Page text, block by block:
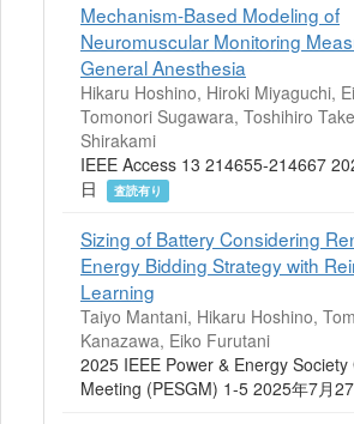
Mechanism-Based Modeling of
Neuromuscular Monitoring
General Anesthesia
Hikaru Hoshino, Hiroki Miyaguchi,
Tomonori Sugawara, Toshihiro
Shirakami
IEEE Access 13 214655-214667
日
査読有り
Sizing of Battery Considering
Energy Bidding Strategy with
Learning
Taiyo Mantani, Hikaru Hoshino,
Kanazawa, Eiko Furutani
2025 IEEE Power & Energy Society
Meeting (PESGM) 1-5 2025年7月